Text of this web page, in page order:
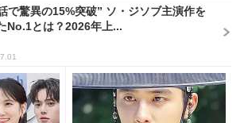
で驚異の15%突破” ソ・ジソブ主演作を
No.1とは？2026年上...